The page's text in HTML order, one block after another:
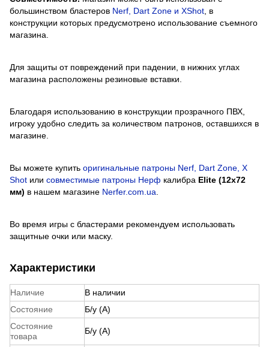
большинством бластеров Nerf, Dart Zone и XShot , в
конструкции которых предусмотрено использование съемного
магазина.
Для защиты от повреждений при падении, в нижних углах
магазина расположены резиновые вставки.
Благодаря использованию в конструкции прозрачного ПВХ,
игроку удобно следить за количеством патронов, оставшихся в
магазине.
Вы можете купить оригинальные патроны Nerf, Dart Zone, X
Shot или совместимые патроны Нерф калибра Elite (12x72
мм) в нашем магазине Nerfer.com.ua
Во время игры с бластерами рекомендуем использовать
защитные очки или маску.
Характеристики
Наличие
В наличии
Состояние
Б/у (A)
Состояние
товара
Б/у (A)